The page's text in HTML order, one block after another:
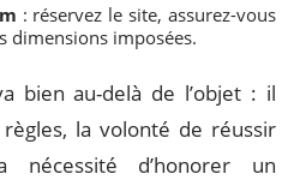
: réservez le site, assurez-vous
dimensions imposées.
bien au-delà de l’objet : il
la volonté de réussir
d’honorer un